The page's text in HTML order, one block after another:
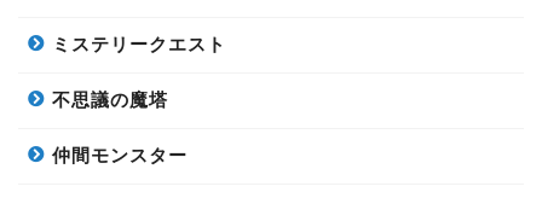
ミステリークエスト
不思議の魔塔
仲間モンスター